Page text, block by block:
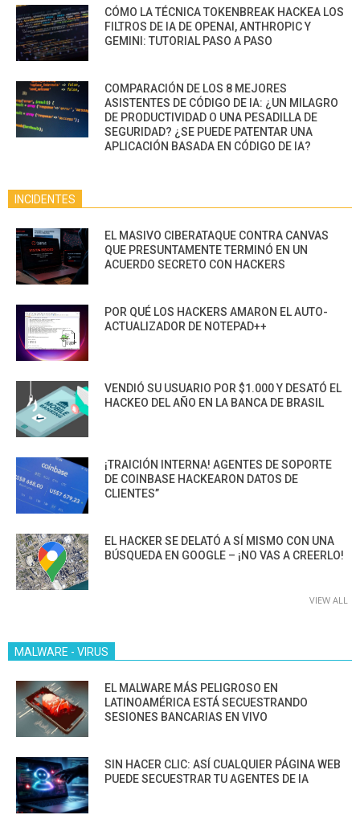
CÓMO LA TÉCNICA TOKENBREAK HACKEA LOS
FILTROS DE IA DE OPENAI, ANTHROPIC Y
GEMINI: TUTORIAL PASO A PASO
COMPARACIÓN DE LOS 8 MEJORES
ASISTENTES DE CÓDIGO DE IA: ¿UN MILAGRO
DE PRODUCTIVIDAD O UNA PESADILLA DE
SEGURIDAD? ¿SE PUEDE PATENTAR UNA
APLICACIÓN BASADA EN CÓDIGO DE IA?
INCIDENTES
EL MASIVO CIBERATAQUE CONTRA CANVAS
QUE PRESUNTAMENTE TERMINÓ EN UN
ACUERDO SECRETO CON HACKERS
POR QUÉ LOS HACKERS AMARON EL AUTO-
ACTUALIZADOR DE NOTEPAD++
VENDIÓ SU USUARIO POR $1.000 Y DESATÓ EL
HACKEO DEL AÑO EN LA BANCA DE BRASIL
¡TRAICIÓN INTERNA! AGENTES DE SOPORTE
DE COINBASE HACKEARON DATOS DE
CLIENTES”
EL HACKER SE DELATÓ A SÍ MISMO CON UNA
BÚSQUEDA EN GOOGLE – ¡NO VAS A CREERLO!
VIEW ALL
MALWARE - VIRUS
EL MALWARE MÁS PELIGROSO EN
LATINOAMÉRICA ESTÁ SECUESTRANDO
SESIONES BANCARIAS EN VIVO
SIN HACER CLIC: ASÍ CUALQUIER PÁGINA WEB
PUEDE SECUESTRAR TU AGENTES DE IA